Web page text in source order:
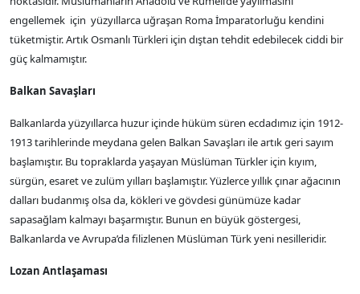
engellemek için yüzyıllarca uğraşan Roma İmparatorluğu kendini
tüketmiştir. Artık Osmanlı Türkleri için dıştan tehdit edebilecek ciddi bir
güç kalmamıştır.
Balkan Savaşları
Balkanlarda yüzyıllarca huzur içinde hüküm süren ecdadımız için 1912-
1913 tarihlerinde meydana gelen Balkan Savaşları ile artık geri sayım
başlamıştır. Bu topraklarda yaşayan Müslüman Türkler için kıyım,
sürgün, esaret ve zulüm yılları başlamıştır. Yüzlerce yıllık çınar ağacının
dalları budanmış olsa da, kökleri ve gövdesi günümüze kadar
sapasağlam kalmayı başarmıştır. Bunun en büyük göstergesi,
Balkanlarda ve Avrupa’da filizlenen Müslüman Türk yeni nesilleridir.
Lozan Antlaşaması